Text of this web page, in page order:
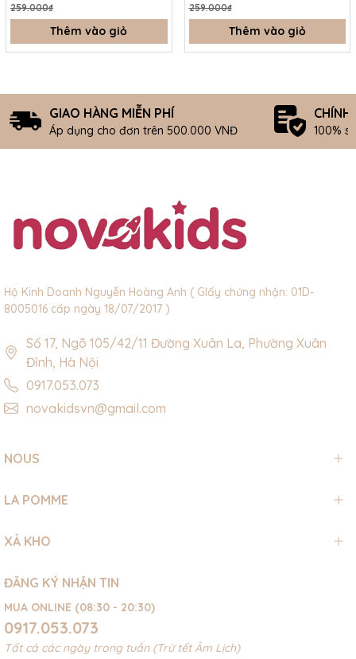
259.000₫
Thêm vào giỏ
259.000₫
Thêm vào giỏ
GIAO HÀNG MIỄN PHÍ
Áp dụng cho đơn trên 500.000 VNĐ
CHÍNH
100%
Hộ Kinh Doanh Nguyễn Hoàng Anh ( GIấy chứng nhận: 01D-
8005016 cấp ngày 18/07/2017 )
Số 17, Ngõ 105/42/11 Đường Xuân La, Phường Xuân
Đỉnh, Hà Nội
0917.053.073
novakidsvn@gmail.com
NOUS
LA POMME
XẢ KHO
ĐĂNG KÝ NHẬN TIN
MUA ONLINE (08:30 - 20:30)
0917.053.073
Tất cả các ngày trong tuần (Trừ tết Âm Lịch)